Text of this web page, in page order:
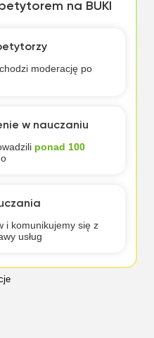
na BUKI
moderację po
w nauczaniu
ponad 100
i komunikujemy się z
usług